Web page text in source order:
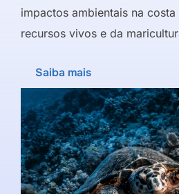
impactos ambientais na
recursos vivos e da
Saiba mais